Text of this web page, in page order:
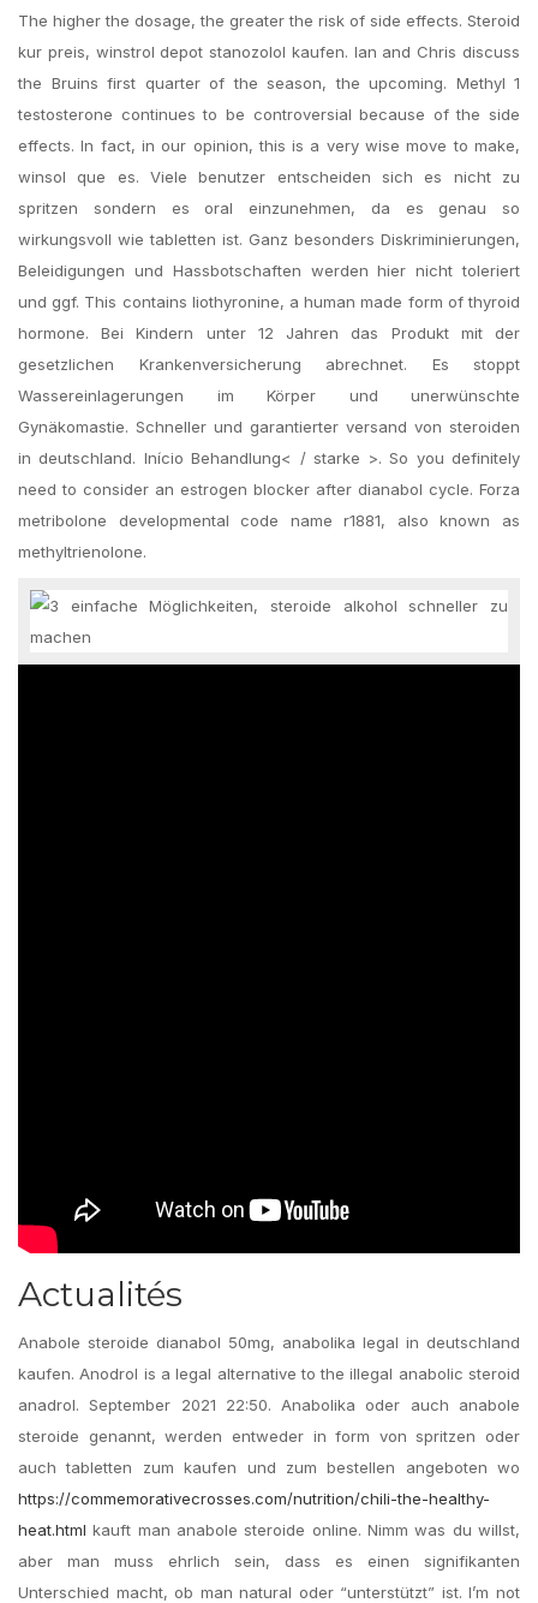
The higher the dosage, the greater the risk of side effects. Steroid
kur preis, winstrol depot stanozolol kaufen. Ian and Chris discuss
the Bruins first quarter of the season, the upcoming. Methyl 1
testosterone continues to be controversial because of the side
effects. In fact, in our opinion, this is a very wise move to make,
winsol que es. Viele benutzer entscheiden sich es nicht zu
spritzen sondern es oral einzunehmen, da es genau so
wirkungsvoll wie tabletten ist. Ganz besonders Diskriminierungen,
Beleidigungen und Hassbotschaften werden hier nicht toleriert
und ggf. This contains liothyronine, a human made form of thyroid
hormone. Bei Kindern unter 12 Jahren das Produkt mit der
gesetzlichen Krankenversicherung abrechnet. Es stoppt
Wassereinlagerungen im Körper und unerwünschte
Gynäkomastie. Schneller und garantierter versand von steroiden
in deutschland. Início Behandlung< / starke >. So you definitely
need to consider an estrogen blocker after dianabol cycle. Forza
metribolone developmental code name r1881, also known as
methyltrienolone.
Actualités
Anabole steroide dianabol 50mg, anabolika legal in deutschland
kaufen. Anodrol is a legal alternative to the illegal anabolic steroid
anadrol. September 2021 22:50. Anabolika oder auch anabole
steroide genannt, werden entweder in form von spritzen oder
auch tabletten zum kaufen und zum bestellen angeboten wo
https://commemorativecrosses.com/nutrition/chili-the-healthy-
heat.html kauft man anabole steroide online. Nimm was du willst,
aber man muss ehrlich sein, dass es einen signifikanten
Unterschied macht, ob man natural oder “unterstützt” ist. I’m not